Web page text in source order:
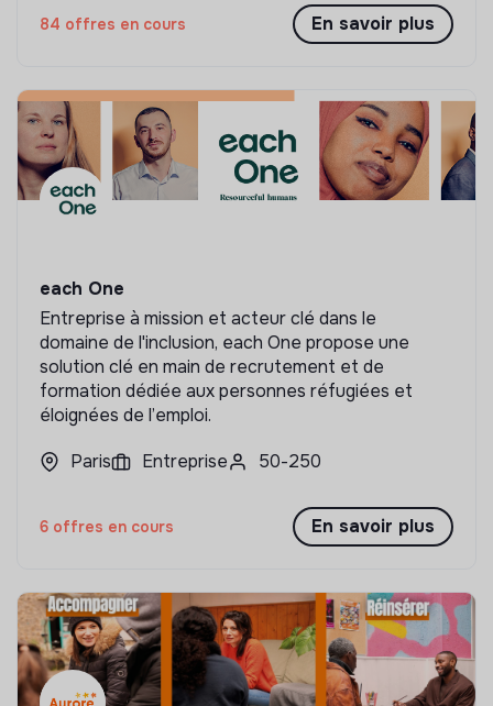
84 offres en cours En savoir plus
each One
Entreprise à mission et acteur clé dans le
domaine de l'inclusion, each One propose une
solution clé en main de recrutement et de
formation dédiée aux personnes réfugiées et
éloignées de l’emploi.
Paris
Entreprise 50-250
6 offres en cours En savoir plus